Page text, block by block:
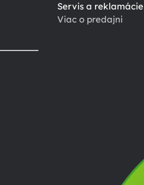
Servis a reklamácie
Viac o predajni